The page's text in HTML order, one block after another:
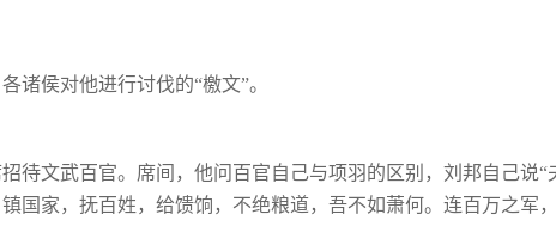
诸侯对他进行讨伐的“檄文”。
待文武百官。席间，他问百官自己与项羽的区别，刘邦自己说“
国家，抚百姓， 给馈饷，不绝粮道，吾不如萧何。连百万之军